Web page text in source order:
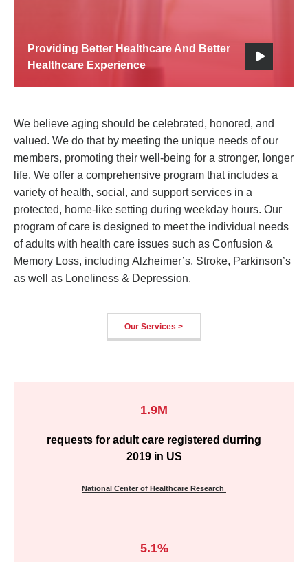
Providing Better Healthcare And Better
Healthcare Experience
We believe aging should be celebrated, honored, and
valued. We do that by meeting the unique needs of our
members, promoting their well-being for a stronger, longer
life. We offer a comprehensive program that includes a
variety of health, social, and support services in a
protected, home-like setting during weekday hours. Our
program of care is designed to meet the individual needs
of adults with health care issues such as Confusion &
Memory Loss, including Alzheimer’s, Stroke, Parkinson’s
as well as Loneliness & Depression.
Our Services >
1.9M
requests for adult care registered durring
2019 in US
National Center of Healthcare Research
5.1%